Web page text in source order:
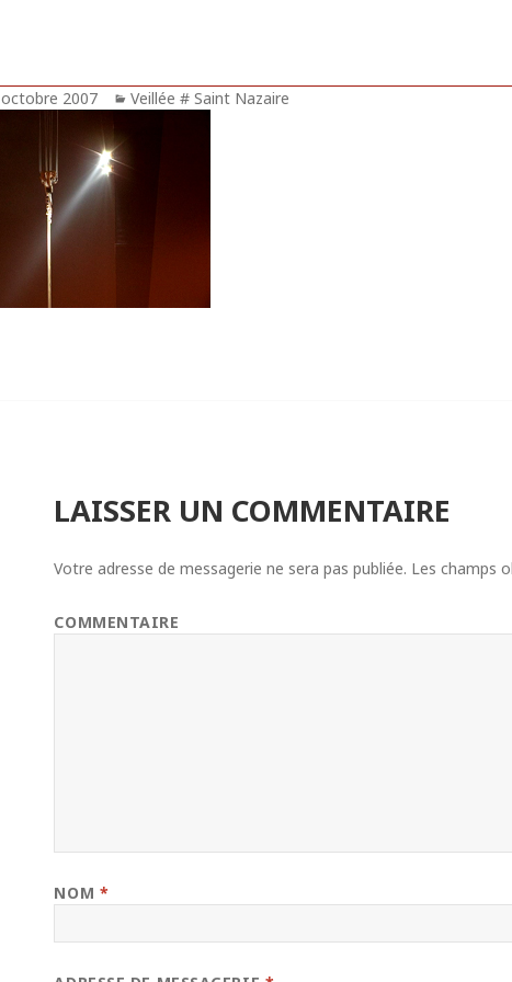
2007 Catégories
Veillée # Saint Nazaire
LAISSER UN COMMENTAIRE
Votre adresse de messagerie ne sera pas publiée. Les champs
COMMENTAIRE
NOM *